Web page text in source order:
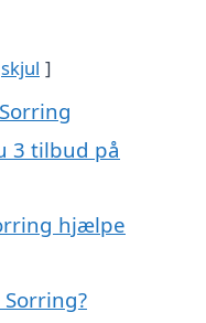
skjul
3 tilbud på
hjælpe